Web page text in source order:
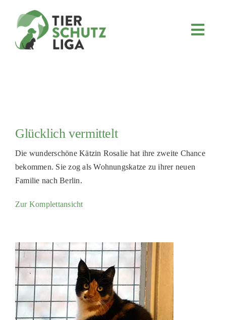
FÖRDERN & VERERBEN
KOOPERATIONEN
4KIDS
HELFER WERDEN
RATGEBER
Glücklich vermittelt
Die wunderschöne Kätzin Rosalie hat ihre zweite Chance
bekommen. Sie zog als Wohnungskatze zu ihrer neuen
Familie nach Berlin.
Zur Komplettansicht